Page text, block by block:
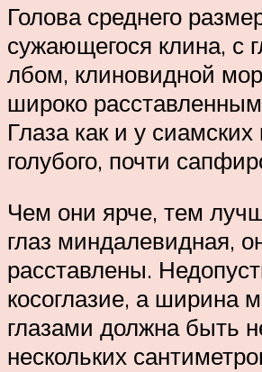
Голова среднего
сужающегося клина, с
лбом, клиновидной
широко
Глаза как и у сиамских
голубого, почти
Чем они ярче, тем
глаз миндалевидная,
расставлены.
косоглазие, а ширина
глазами должна быть
нескольких